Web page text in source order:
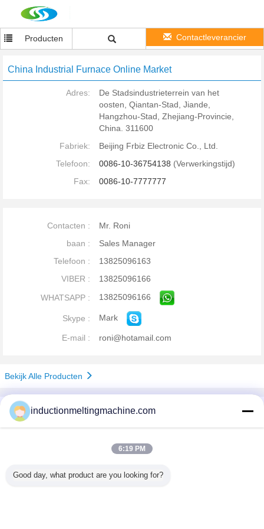
Producten Contactleverancier
China Industrial Furnace Online Market
Adres:
De Stadsindustrieterrein van het
oosten, Qiantan-Stad, Jiande,
Hangzhou-Stad, Zhejiang-Provincie,
China. 311600
Fabriek:
Beijing Frbiz Electronic Co., Ltd.
Telefoon:
0086-10-36754138 (Verwerkingstijd)
Fax:
0086-10-7777777
Contacten :
Mr. Roni
baan :
Sales Manager
Telefoon :
13825096163
VIBER :
13825096166
WHATSAPP :
13825096166
Skype : Mark
E-mail : roni@hotamail.com
Bekijk Alle Producten
Bedrijfsprofiel
China Industrial Furnace Online Market
inductionmeltingmachine.com
6:19 PM
Good day, what product are you looking for?